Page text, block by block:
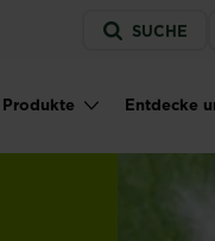
Service
menu
SUCHE
Main navigation
Produkte Entdecke